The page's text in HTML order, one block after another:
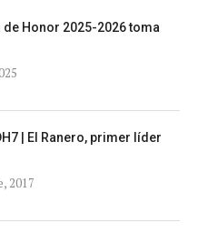
de Honor 2025-2026 toma
| El Ranero, primer líder
2017